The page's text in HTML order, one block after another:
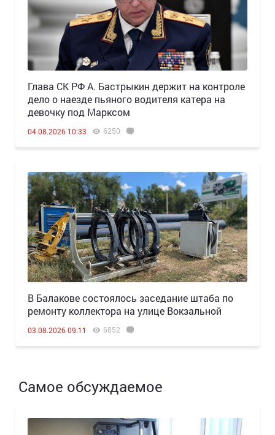
Глава СК РФ А. Бастрыкин держит на контроле
дело о наезде пьяного водителя катера на
девочку под Марксом
04.08.2026 10:33 6250
В Балакове состоялось заседание штаба по
ремонту коллектора на улице Вокзальной
03.08.2026 09:11 6852
Самое обсуждаемое